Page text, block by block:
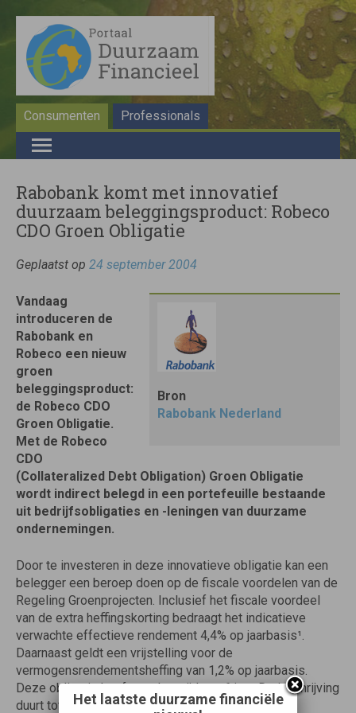
Consumenten Professionals
Rabobank komt met innovatief
duurzaam beleggingsproduct: Robeco
CDO Groen Obligatie
Geplaatst op 24 september 2004
Bron
Rabobank Nederland
Vandaag
introduceren de
Rabobank en
Robeco een nieuw
groen
beleggingsproduct:
de Robeco CDO
Groen Obligatie.
Met de Robeco
CDO
(Collateralized Debt Obligation) Groen Obligatie
wordt indirect belegd in een portefeuille bestaande
uit bedrijfsobligaties en -leningen van duurzame
ondernemingen.
Door te investeren in deze innovatieve obligatie kan een
belegger een beroep doen op de fiscale voordelen van de
Regeling Groenprojecten. Inclusief het fiscale voordeel
van de extra heffingskorting bedraagt het indicatieve
verwachte effectieve rendement 4,4% op jaarbasis¹.
Daarnaast geldt een vrijstelling voor de
vermogensrendementsheffing van 1,2% op jaarbasis.
Deze obligatie heeft een looptijd van 6 jaar. De inschrijving
duurt tot uiterlijk 15 oktober 2004, maar kan eerder
Het laatste duurzame financiële